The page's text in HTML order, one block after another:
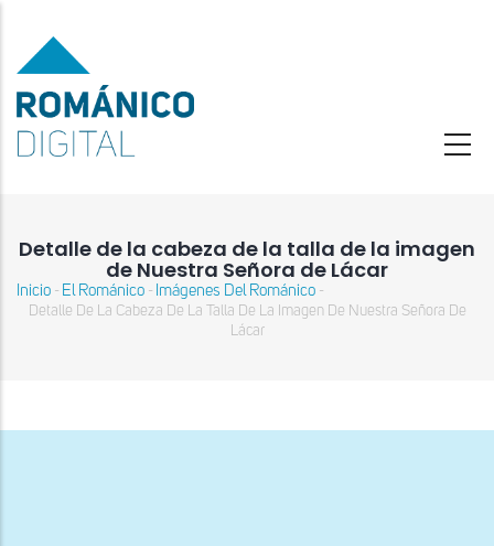
contenido
principal
Detalle de la cabeza de la talla de la imagen
de Nuestra Señora de Lácar
Sobrescribir
a
Inicio - El Románico - Imágenes Del Románico -
Detalle De La Cabeza De La Talla De La Imagen De Nuestra Señora De
Lácar